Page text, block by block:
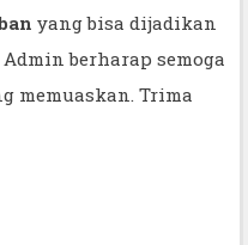
yang bisa dijadikan
berharap semoga
memuaskan. Trima